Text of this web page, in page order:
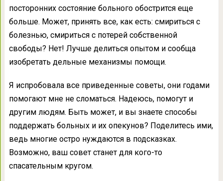
посторонних состояние больного обострится еще
больше. Может, принять все, как есть: смириться с
болезнью, смириться с потерей собственной
свободы? Нет! Лучше делиться опытом и сообща
изобретать дельные механизмы помощи.
Я испробовала все приведенные советы, они годами
помогают мне не сломаться. Надеюсь, помогут и
другим людям. Быть может, и вы знаете способы
поддержать больных и их опекунов? Поделитесь ими,
ведь многие остро нуждаются в подсказках.
Возможно, ваш совет станет для кого-то
спасательным кругом.